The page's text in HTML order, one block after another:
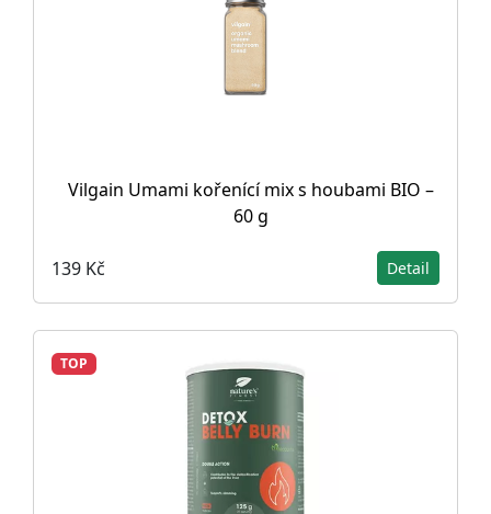
Vilgain Umami kořenící mix s houbami BIO –
60 g
139 Kč Detail
TOP